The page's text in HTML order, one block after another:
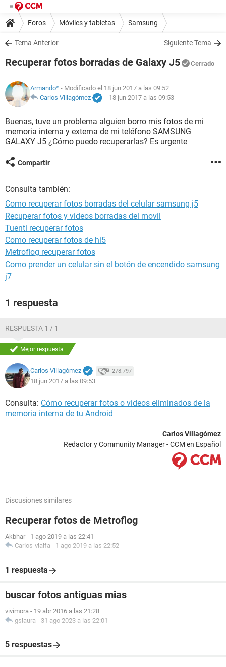
Foros Móviles y tabletas Samsung
Tema Anterior Siguiente Tema
Recuperar fotos borradas de Galaxy J5 Cerrado
Armando* - Modificado el 18 jun 2017 a las 09:52
Carlos Villagómez
- 18 jun 2017 a las 09:53
Buenas, tuve un problema alguien borro mis fotos de mi
memoria interna y externa de mi teléfono SAMSUNG
GALAXY J5 ¿Cómo puedo recuperarlas? Es urgente
Compartir
Consulta también:
Como recuperar fotos borradas del celular samsung j5
Recuperar fotos y videos borradas del movil
Tuenti recuperar fotos
Como recuperar fotos de hi5
Metroflog recuperar fotos
Como prender un celular sin el botón de encendido samsung
j7
1 respuesta
RESPUESTA 1 / 1
Mejor respuesta
Carlos Villagómez 278.797
18 jun 2017 a las 09:53
Consulta: Cómo recuperar fotos o videos eliminados de la
memoria interna de tu Android
Carlos Villagómez
Redactor y Community Manager - CCM en Español
Discusiones similares
Recuperar fotos de Metroflog
Akbhar - 1 ago 2019 a las 22:41
Carlos-vialfa - 1 ago 2019 a las 22:52
1 respuesta
buscar fotos antiguas mias
vivimora - 19 abr 2016 a las 21:28
gslaura - 31 ago 2023 a las 22:01
5 respuestas